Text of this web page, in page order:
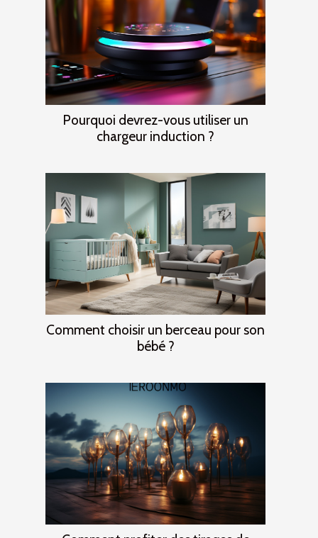
Pourquoi devrez-vous utiliser un
chargeur induction ?
Comment choisir un berceau pour son
bébé ?